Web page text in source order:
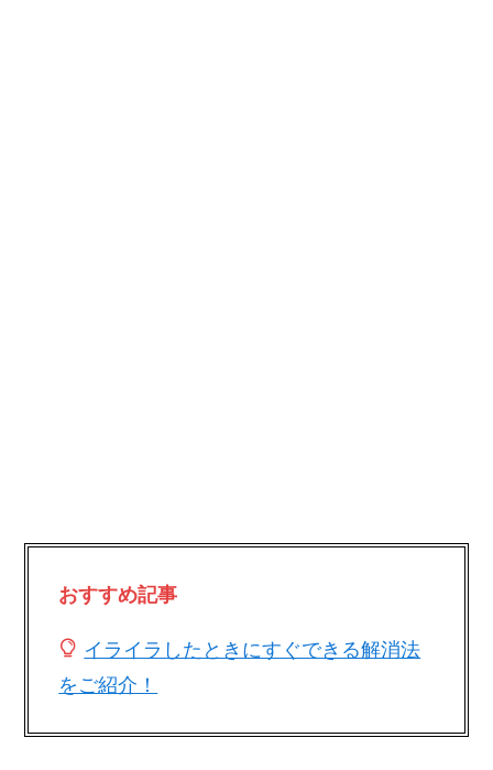
おすすめ記事
イライラしたときにすぐできる解消法
をご紹介！